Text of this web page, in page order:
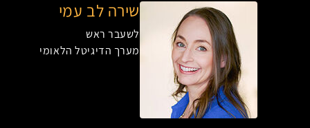
שירה לב עמי
לשעבר ראש
מערך הדיגיטל הלאומי